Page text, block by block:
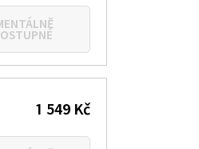
1 549 Kč